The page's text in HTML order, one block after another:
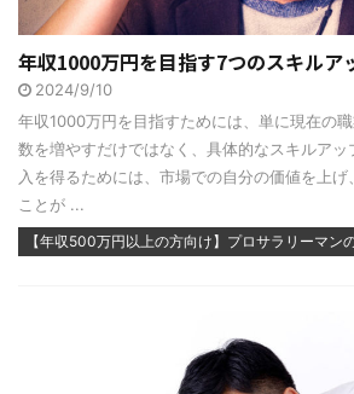
年収1000万円を目指す7つのスキルア
2024/9/10
年収1000万円を目指すためには、単に現在の
数を増やすだけではなく、具体的なスキルアッ
入を得るためには、市場での自分の価値を上
ことが ...
【年収500万円以上の方向け】プロサラリーマン